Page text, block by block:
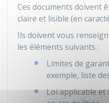
Ces documents doivent
claire et lisible (en
Ils doivent vous
les éléments suivants :
Limites de
exemple, liste
Loi applicable et